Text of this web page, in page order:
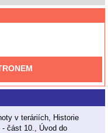
v teráriích, Historie
- část 10., Úvod do